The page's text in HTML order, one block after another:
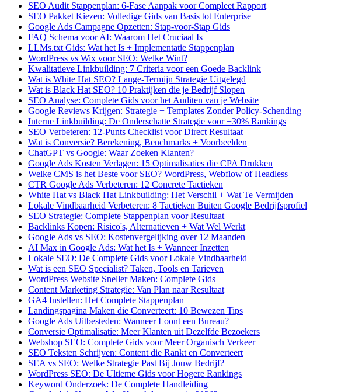
SEO Audit Stappenplan: 6-Fase Aanpak voor Compleet Rapport
SEO Pakket Kiezen: Volledige Gids van Basis tot Enterprise
Google Ads Campagne Opzetten: Stap-voor-Stap Gids
FAQ Schema voor AI: Waarom Het Cruciaal Is
LLMs.txt Gids: Wat het Is + Implementatie Stappenplan
WordPress vs Wix voor SEO: Welke Wint?
Kwalitatieve Linkbuilding: 7 Criteria voor een Goede Backlink
Wat is White Hat SEO? Lange-Termijn Strategie Uitgelegd
Wat is Black Hat SEO? 10 Praktijken die je Bedrijf Slopen
SEO Analyse: Complete Gids voor het Auditen van je Website
Google Reviews Krijgen: Strategie + Templates Zonder Policy-Schending
Interne Linkbuilding: De Onderschatte Strategie voor +30% Rankings
SEO Verbeteren: 12-Punts Checklist voor Direct Resultaat
Wat is Conversie? Berekening, Benchmarks + Voorbeelden
ChatGPT vs Google: Waar Zoeken Klanten?
Google Ads Kosten Verlagen: 15 Optimalisaties die CPA Drukken
Welke CMS is het Beste voor SEO? WordPress, Webflow of Headless
CTR Google Ads Verbeteren: 12 Concrete Tactieken
White Hat vs Black Hat Linkbuilding: Het Verschil + Wat Te Vermijden
Lokale Vindbaarheid Verbeteren: 8 Tactieken Buiten Google Bedrijfsprofiel
SEO Strategie: Complete Stappenplan voor Resultaat
Backlinks Kopen: Risico's, Alternatieven + Wat Wel Werkt
Google Ads vs SEO: Kostenvergelijking over 12 Maanden
AI Max in Google Ads: Wat het Is + Wanneer Inzetten
Lokale SEO: De Complete Gids voor Lokale Vindbaarheid
Wat is een SEO Specialist? Taken, Tools en Tarieven
WordPress Website Sneller Maken: Complete Gids
Content Marketing Strategie: Van Plan naar Resultaat
GA4 Instellen: Het Complete Stappenplan
Landingspagina Maken die Converteert: 10 Bewezen Tips
Google Ads Uitbesteden: Wanneer Loont een Bureau?
Conversie Optimalisatie: Meer Klanten uit Dezelfde Bezoekers
Webshop SEO: Complete Gids voor Meer Organisch Verkeer
SEO Teksten Schrijven: Content die Rankt en Converteert
SEA vs SEO: Welke Strategie Past Bij Jouw Bedrijf?
WordPress SEO: De Ultieme Gids voor Hogere Rankings
Keyword Onderzoek: De Complete Handleiding